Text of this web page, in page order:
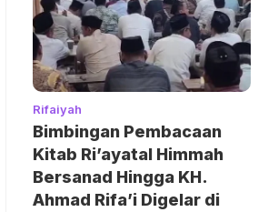
Rifaiyah
Bimbingan Pembacaan
Kitab Ri’ayatal Himmah
Bersanad Hingga KH.
Ahmad Rifa’i Digelar di